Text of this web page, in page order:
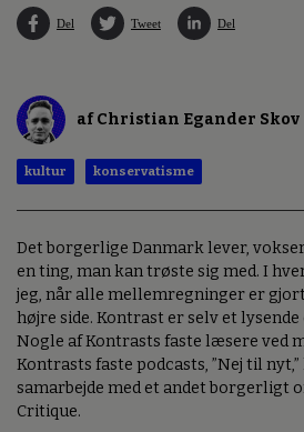
Del Tweet Del
af Christian Egander Skov
kultur konservatisme
Det borgerlige Danmark lever,
en ting, man kan trøste sig med. I
jeg, når alle mellemregninger er
højre side. Kontrast er selv et lysende
Nogle af Kontrasts faste læsere ved
Kontrasts faste podcasts, ”Nej til
samarbejde med et andet borgerligt
Critique.